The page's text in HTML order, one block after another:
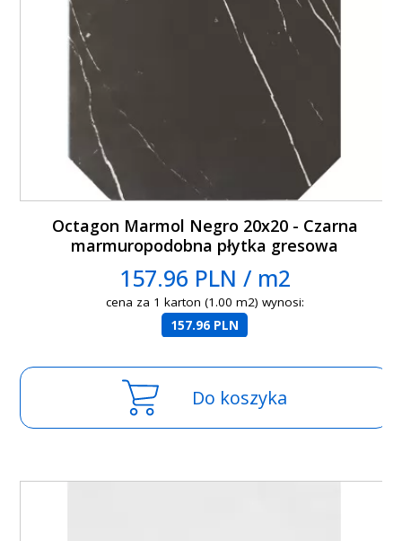
Octagon Marmol Negro 20x20 - Czarna
marmuropodobna płytka gresowa
157.96 PLN / m2
cena za 1 karton (1.00 m2) wynosi:
157.96 PLN
Do koszyka